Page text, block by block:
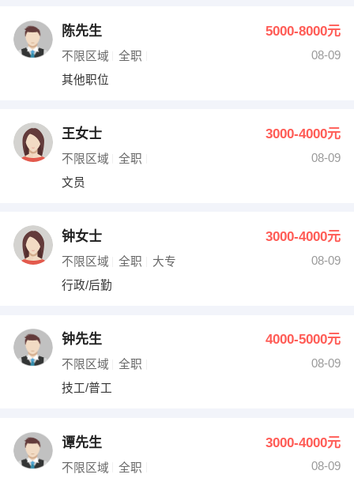
陈先生 5000-8000元
不限区域 全职
08-09
其他职位
王女士 3000-4000元
不限区域 全职
08-09
文员
钟女士 3000-4000元
不限区域 全职 大专
08-09
行政/后勤
钟先生 4000-5000元
不限区域 全职
08-09
技工/普工
谭先生 3000-4000元
不限区域 全职
08-09